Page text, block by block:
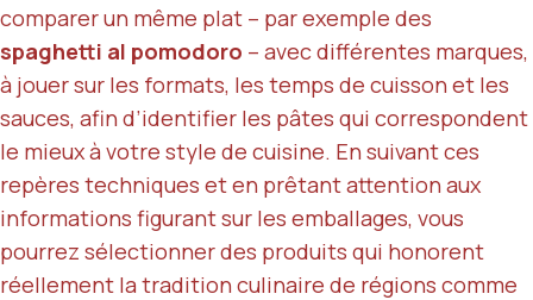
comparer un même plat – par exemple des
spaghetti al pomodoro – avec différentes marques,
à jouer sur les formats, les temps de cuisson et les
sauces, afin d’identifier les pâtes qui correspondent
le mieux à votre style de cuisine. En suivant ces
repères techniques et en prêtant attention aux
informations figurant sur les emballages, vous
pourrez sélectionner des produits qui honorent
réellement la tradition culinaire de régions comme